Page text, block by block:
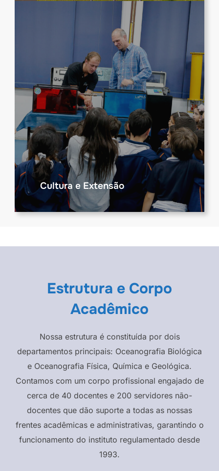
Cultura e Extensão
Estrutura e Corpo
Acadêmico
Nossa estrutura é constituída por dois
departamentos principais: Oceanografia Biológica
e Oceanografia Física, Química e Geológica.
Contamos com um corpo profissional engajado de
cerca de 40 docentes e 200 servidores não-
docentes que dão suporte a todas as nossas
frentes acadêmicas e administrativas, garantindo o
funcionamento do instituto regulamentado desde
1993.